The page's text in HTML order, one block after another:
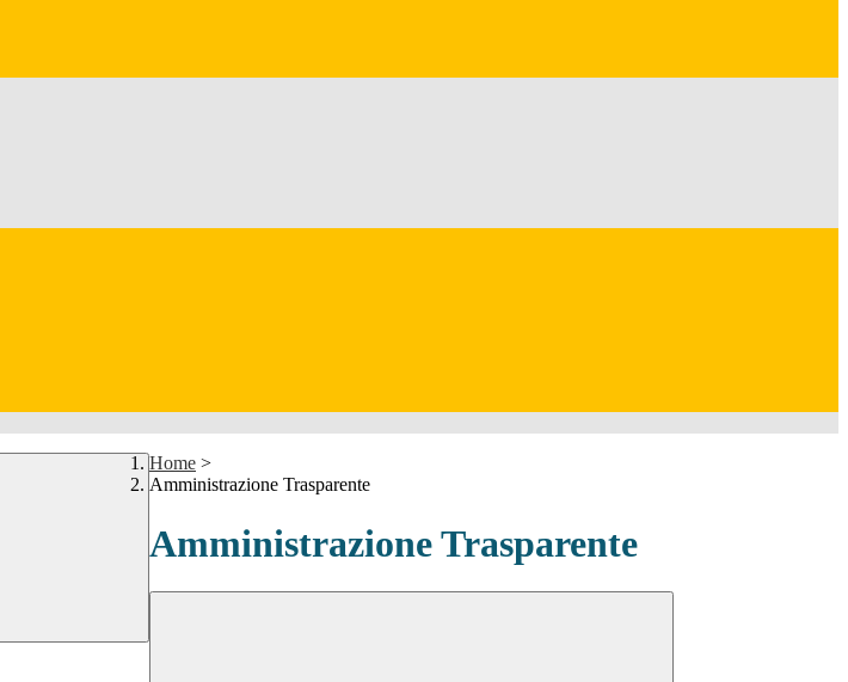
Home >
Amministrazione Trasparente
Amministrazione Trasparente